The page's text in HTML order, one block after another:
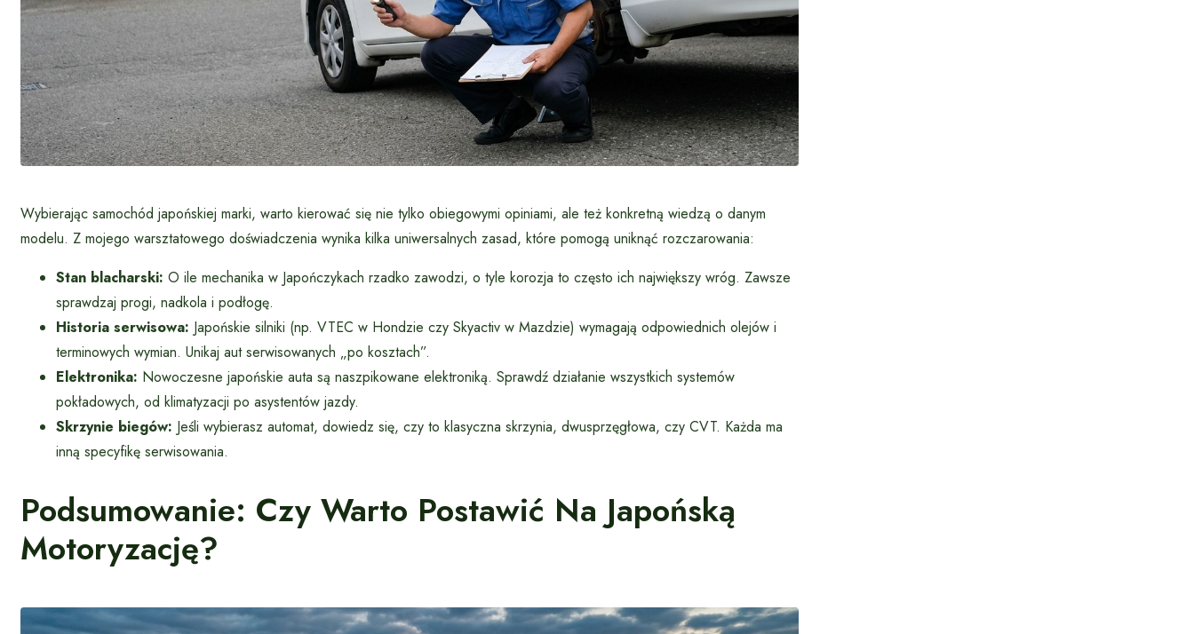
Wybierając samochód japońskiej marki, warto kierować się nie tylko obiegowymi opiniami, ale też konkretną wiedzą o danym
modelu. Z mojego warsztatowego doświadczenia wynika kilka uniwersalnych zasad, które pomogą uniknąć rozczarowania:
Stan blacharski: O ile mechanika w Japończykach rzadko zawodzi, o tyle korozja to często ich największy wróg. Zawsze
sprawdzaj progi, nadkola i podłogę.
Historia serwisowa: Japońskie silniki (np. VTEC w Hondzie czy Skyactiv w Mazdzie) wymagają odpowiednich olejów i
terminowych wymian. Unikaj aut serwisowanych „po kosztach”.
Elektronika: Nowoczesne japońskie auta są naszpikowane elektroniką. Sprawdź działanie wszystkich systemów
pokładowych, od klimatyzacji po asystentów jazdy.
Skrzynie biegów: Jeśli wybierasz automat, dowiedz się, czy to klasyczna skrzynia, dwusprzęgłowa, czy CVT. Każda ma
inną specyfikę serwisowania.
Podsumowanie: Czy Warto Postawić Na Japońską
Motoryzację?